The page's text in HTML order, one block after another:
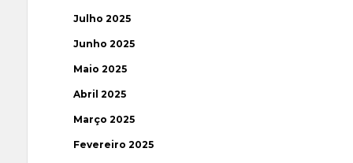
Julho 2025
Junho 2025
Maio 2025
Abril 2025
Março 2025
Fevereiro 2025